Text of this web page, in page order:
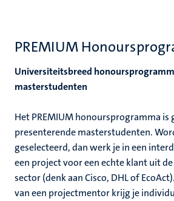
PREMIUM
Universiteitsbreed
masterstudenten
Het PREMIUM honoursprogramma is
presenterende masterstudenten.
geselecteerd, dan werk je in een
een project voor een echte klant uit
sector (denk aan Cisco, DHL of
van een projectmentor krijg je